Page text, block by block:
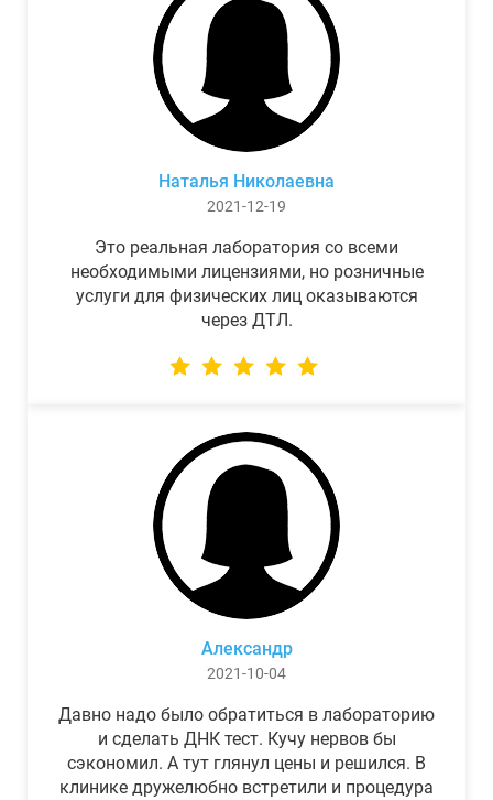
Наталья Николаевна
2021-12-19
Это реальная лаборатория со всеми
необходимыми лицензиями, но розничные
услуги для физических лиц оказываются
через ДТЛ.
Александр
2021-10-04
Давно надо было обратиться в лабораторию
и сделать ДНК тест. Кучу нервов бы
сэкономил. А тут глянул цены и решился. В
клинике дружелюбно встретили и процедура